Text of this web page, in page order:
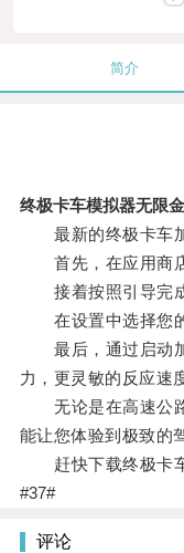
简介
终极卡车模拟器无限
最新的终极卡车加
首先，在应用商店
接着按照引导完成
在设置中选择您的
最后，通过启动加
力，更灵敏的反应速
无论是在高速公路
能让您体验到极致的
赶快下载终极卡车
#37#
评论